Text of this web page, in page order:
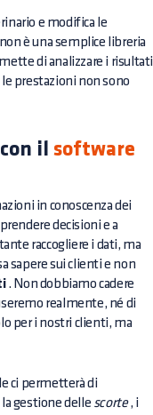
e modifica le
è una semplice libreria
di analizzare i risultati
prestazioni non sono
il software
in conoscenza dei
decisioni e a
raccogliere i dati, ma
sapere sui clienti e non
. Non dobbiamo cadere
realmente, né di
per i nostri clienti, ma
ci permetterà di
gestione delle scorte, i